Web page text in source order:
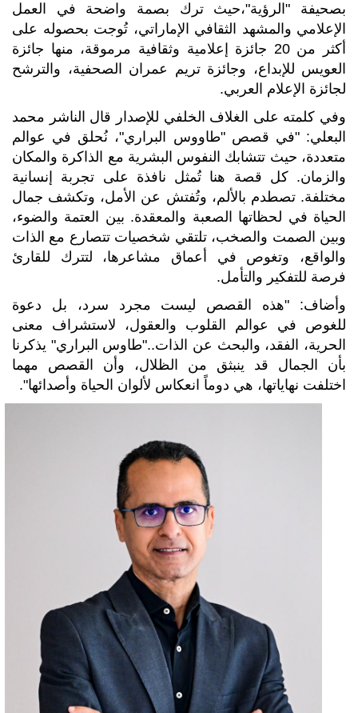
بصحيفة "الرؤية"،حيث ترك بصمة واضحة في العمل
الإعلامي والمشهد الثقافي الإماراتي، تُوجت بحصوله على
أكثر من 20 جائزة إعلامية وثقافية مرموقة، منها جائزة
العويس للإبداع، وجائزة تريم عمران الصحفية، والترشح
لجائزة الإعلام العربي.
وفي كلمته على الغلاف الخلفي للإصدار قال الناشر محمد
البعلي: "في قصص "طاووس البراري"، نُحلق في عوالم
متعددة، حيث تتشابك النفوس البشرية مع الذاكرة والمكان
والزمان. كل قصة هنا تُمثل نافذة على تجربة إنسانية
مختلفة. تصطدم بالألم، وتُفتش عن الأمل، وتكشف جمال
الحياة في لحظاتها الصعبة والمعقدة. بين العتمة والضوء،
وبين الصمت والصخب، تلتقي شخصيات تتصارع مع الذات
والواقع، وتغوص في أعماق مشاعرها، لتترك للقارئ
فرصة للتفكير والتأمل.
وأضاف: "هذه القصص ليست مجرد سرد، بل دعوة
للغوص في عوالم القلوب والعقول، لاستشراف معنى
الحرية، الفقد، والبحث عن الذات.."طاوس البراري" يذكرنا
بأن الجمال قد ينبثق من الظلال، وأن القصص مهما
اختلفت نهاياتها، هي دوماً انعكاس لألوان الحياة وأصدائها".